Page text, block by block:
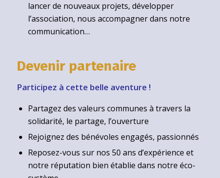
lancer de nouveaux projets, développer
l’association, nous accompagner dans notre
communication…
Devenir partenaire
Participez à cette belle aventure !
Partagez des valeurs communes à travers la
solidarité, le partage, l’ouverture
Rejoignez des bénévoles engagés, passionnés
Reposez-vous sur nos 50 ans d’expérience et
notre réputation bien établie dans notre éco-